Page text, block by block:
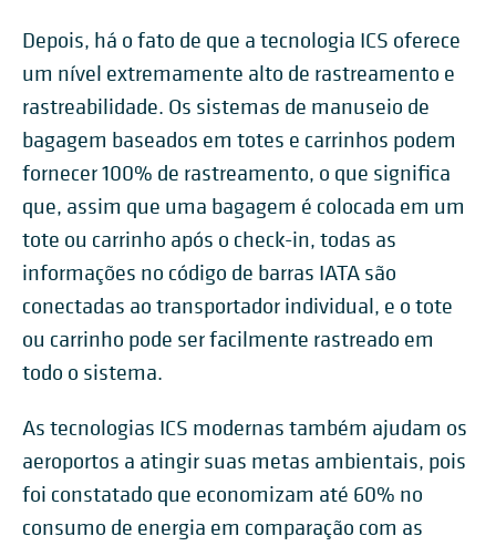
Depois, há o fato de que a tecnologia ICS oferece
um nível extremamente alto de rastreamento e
rastreabilidade. Os sistemas de manuseio de
bagagem baseados em totes e carrinhos podem
fornecer 100% de rastreamento, o que significa
que, assim que uma bagagem é colocada em um
tote ou carrinho após o check-in, todas as
informações no código de barras IATA são
conectadas ao transportador individual, e o tote
ou carrinho pode ser facilmente rastreado em
todo o sistema.
As tecnologias ICS modernas também ajudam os
aeroportos a atingir suas metas ambientais, pois
foi constatado que economizam até 60% no
consumo de energia em comparação com as